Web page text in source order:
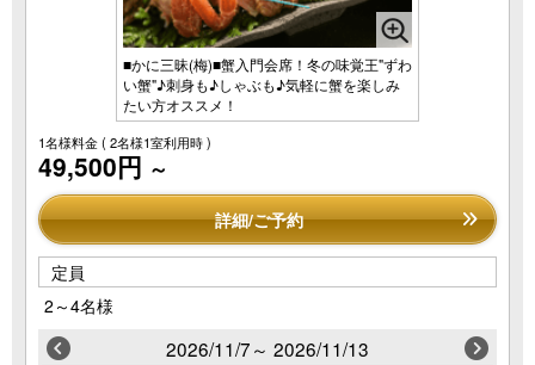
■かに三昧(梅)■蟹入門会席！冬の味覚王"ずわ
い蟹"♪刺身も♪しゃぶも♪気軽に蟹を楽しみ
たい方オススメ！
1名様料金( 2名様1室利用時 )
49,500円 ～
詳細/ご予約
定員
2～4名様
2026/11/7～ 2026/11/13